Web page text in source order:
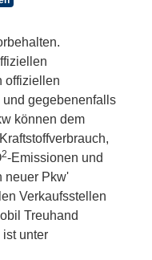
offiziellen
gegebenenfalls
können dem
2-Emissionen und
neuer Pkw'
Verkaufsstellen
Treuhand
unter